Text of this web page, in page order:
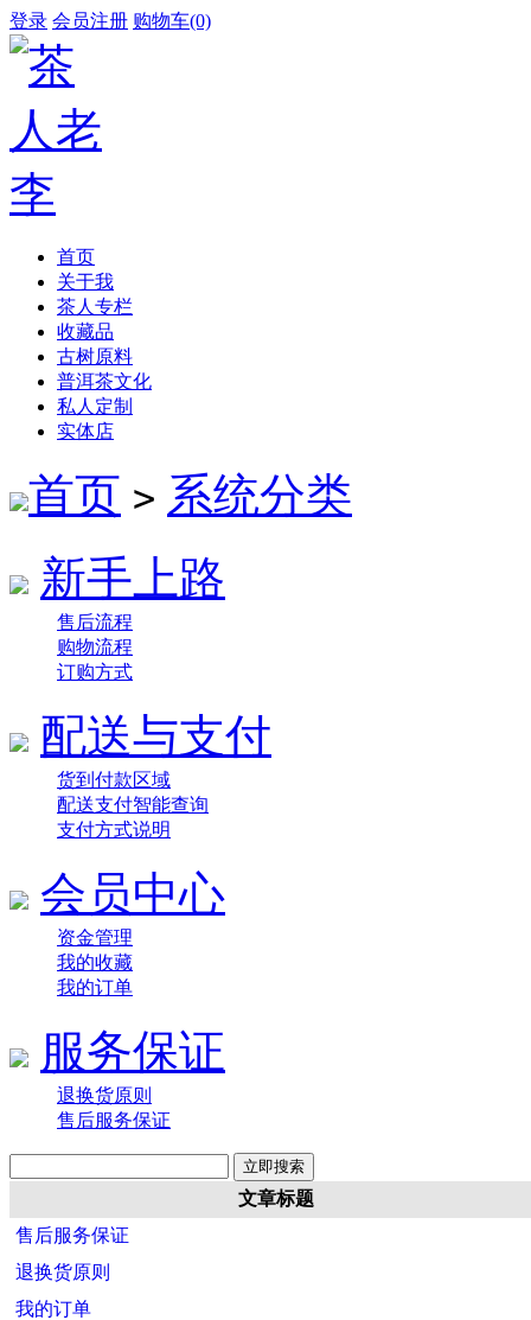
登录 会员注册 购物车(0)
首页
关于我
茶人专栏
收藏品
古树原料
普洱茶文化
私人定制
实体店
首页 > 系统分类
新手上路
售后流程
购物流程
订购方式
配送与支付
货到付款区域
配送支付智能查询
支付方式说明
会员中心
资金管理
我的收藏
我的订单
服务保证
退换货原则
售后服务保证
文章标题
售后服务保证
退换货原则
我的订单